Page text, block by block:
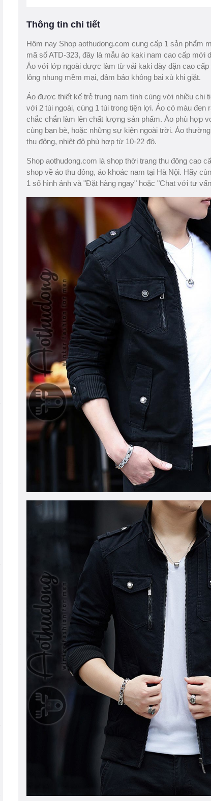
Thông tin chi tiết
Hôm nay Shop aothudong.com cung cấp 1 sản phẩm
mã số ATD-323, đây là mẫu áo kaki nam cao cấp mới
Áo với lớp ngoài được làm từ vải kaki dày dặn cao
lông nhung mềm mại, đảm bảo không bai xù khi giặt.
Áo được thiết kế trẻ trung nam tính cùng với nhiều chi
với 2 túi ngoài, cùng 1 túi trong tiện lợi. Áo có màu
chắc chắn làm lên chất lượng sản phẩm. Áo phù hợp
cùng bạn bè, hoặc những sự kiện ngoài trời. Áo
thu đông, nhiệt độ phù hợp từ 10-22 độ.
Shop aothudong.com là shop thời trang thu đông cao
shop về áo thu đông, áo khoác nam tại Hà Nội. Hãy
1 số hình ảnh và "Đặt hàng ngay" hoặc "Chat với tư